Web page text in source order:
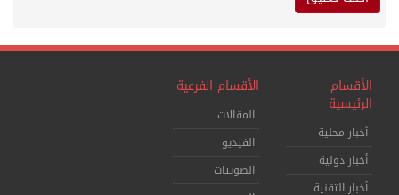
الأقسام
الرئيسية
أخبار محلية
أخبار دولية
أخبار التقنية
الأقسام الفرعية
المقالات
الفيديو
الصوتيات